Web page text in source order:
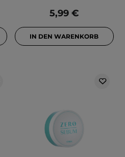
5,99 €
IN DEN WARENKORB